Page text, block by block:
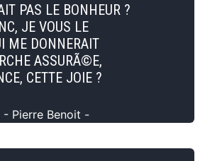
PAS LE BONHEUR ?
JE VOUS LE
ME DONNERAIT
ASSURÃ©E,
CETTE JOIE ?
- Pierre Benoit -